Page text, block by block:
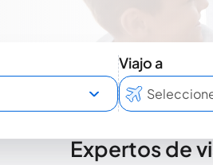
Viajo a
Expertos de